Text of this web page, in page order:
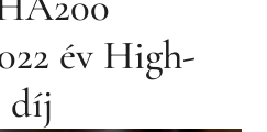
év High-
díj